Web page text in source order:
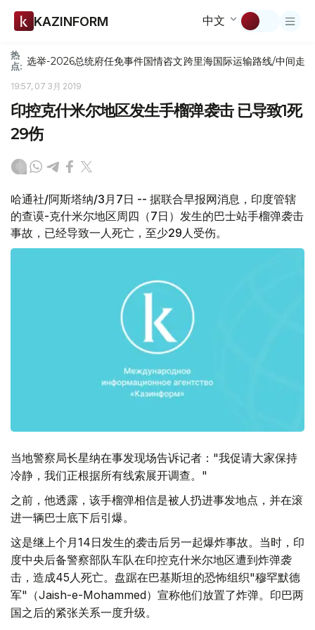
KAZINFORM 中文
热
点: 选举-2026总统府任免事件国情咨文跨里海国际运输路线/中间走廊
19:57, 07 3月 2019
印控克什米尔地区发生手榴弹袭击 已导致1死
29伤
哈通社/阿斯塔纳/3月7日 -- 据联合早报网消息，印度管辖
的查谟-克什米尔地区周四（7日）发生的巴士站手榴弹袭击
事故，已经导致一人死亡，至少29人受伤。
当地警察局长星纳在事发现场告诉记者："我促请大家保持
冷静，我们正根据所有线索展开调查。"
之前，他透露，该手榴弹相信是被人扔进事发地点，并在滚
进一辆巴士底下后引爆。
这是继上个月14日发生的袭击后另一起爆炸事故。当时，印
度中央后备警察部队车队在印控克什米尔地区遭到炸弹袭
击，造成45人死亡。盘踞在巴基斯坦的恐怖组织"穆罕默德
军"（Jaish-e-Mohammed）宣称他们放置了炸弹。印巴两
国之后的紧张关系一度升级。